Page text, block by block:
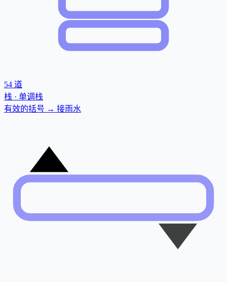
54 道
栈 · 单调栈
有效的括号 → 接雨水